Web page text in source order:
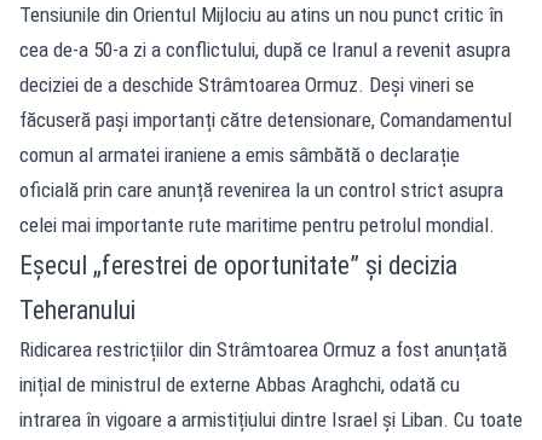
Tensiunile din Orientul Mijlociu au atins un nou punct critic în
cea de-a 50-a zi a conflictului, după ce Iranul a revenit asupra
deciziei de a deschide Strâmtoarea Ormuz. Deși vineri se
făcuseră pași importanți către detensionare, Comandamentul
comun al armatei iraniene a emis sâmbătă o declarație
oficială prin care anunță revenirea la un control strict asupra
celei mai importante rute maritime pentru petrolul mondial.
Eșecul „ferestrei de oportunitate” și decizia
Teheranului
Ridicarea restricțiilor din Strâmtoarea Ormuz a fost anunțată
inițial de ministrul de externe Abbas Araghchi, odată cu
intrarea în vigoare a armistițiului dintre Israel și Liban. Cu toate